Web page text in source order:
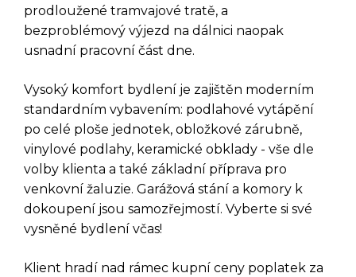
prodloužené tramvajové tratě, a
bezproblémový výjezd na dálnici naopak
usnadní pracovní část dne.
Vysoký komfort bydlení je zajištěn moderním
standardním vybavením: podlahové vytápění
po celé ploše jednotek, obložkové zárubně,
vinylové podlahy, keramické obklady - vše dle
volby klienta a také základní příprava pro
venkovní žaluzie. Garážová stání a komory k
dokoupení jsou samozřejmostí. Vyberte si své
vysněné bydlení včas!
Klient hradí nad rámec kupní ceny poplatek za
DOTAZ K TÉTO
NEMOVITOSTI